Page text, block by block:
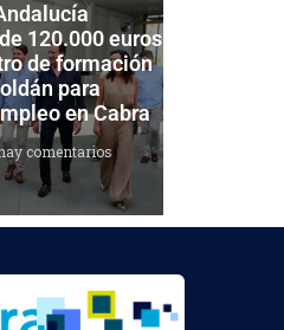
120.000 euros
de formación
para
en Cabra
comentarios